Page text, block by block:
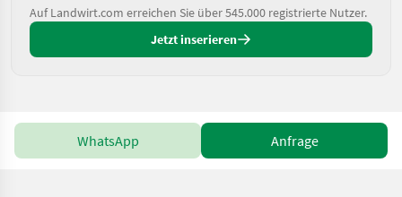
Auf Landwirt.com erreichen Sie über 545.000 registrierte Nutzer.
Jetzt inserieren
WhatsApp Anfrage